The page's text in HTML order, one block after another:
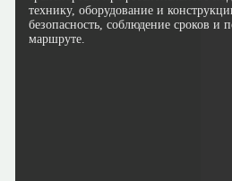
технику, оборудование и
безопасность, соблюдение сроков и
маршруте.